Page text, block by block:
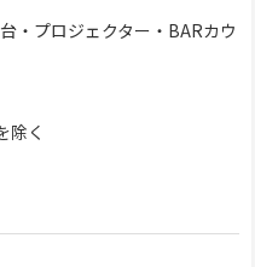
・プロジェクター・BARカウ
除く